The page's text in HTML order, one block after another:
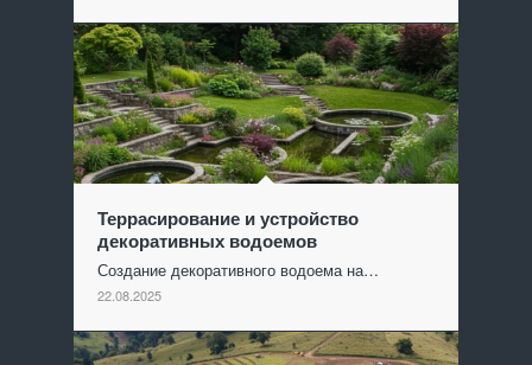
Террасирование и устройство
декоративных водоемов
Создание декоративного водоема на…
22.08.2025